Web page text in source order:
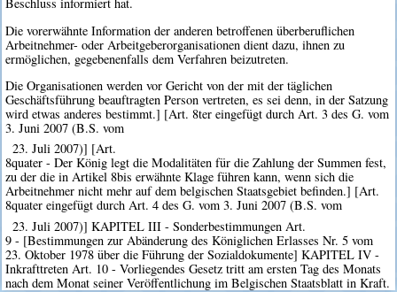
Beschluss informiert hat.
Die vorerwähnte Information der anderen betroffenen überberuflichen
Arbeitnehmer- oder Arbeitgeberorganisationen dient dazu, ihnen zu
ermöglichen, gegebenenfalls dem Verfahren beizutreten.
Die Organisationen werden vor Gericht von der mit der täglichen
Geschäftsführung beauftragten Person vertreten, es sei denn, in der Satzung
wird etwas anderes bestimmt.] [Art. 8ter eingefügt durch Art. 3 des G. vom
3. Juni 2007 (B.S. vom
23. Juli 2007)] [Art.
8quater - Der König legt die Modalitäten für die Zahlung der Summen fest,
zu der die in Artikel 8bis erwähnte Klage führen kann, wenn sich die
Arbeitnehmer nicht mehr auf dem belgischen Staatsgebiet befinden.] [Art.
8quater eingefügt durch Art. 4 des G. vom 3. Juni 2007 (B.S. vom
23. Juli 2007)] KAPITEL III - Sonderbestimmungen Art.
9 - [Bestimmungen zur Abänderung des Königlichen Erlasses Nr. 5 vom
23. Oktober 1978 über die Führung der Sozialdokumente] KAPITEL IV -
Inkrafttreten Art. 10 - Vorliegendes Gesetz tritt am ersten Tag des Monats
nach dem Monat seiner Veröffentlichung im Belgischen Staatsblatt in Kraft.